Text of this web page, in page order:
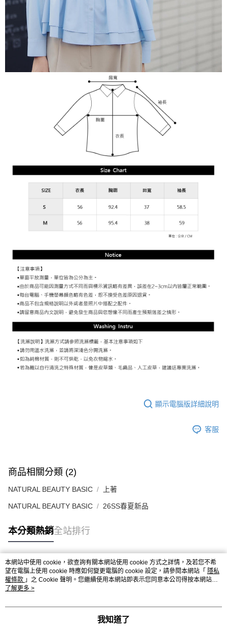
顯示電腦版詳細說明
客服
商品相關分類 (2)
NATURAL BEAUTY BASIC 上著
NATURAL BEAUTY BASIC 26SS春夏新品
本分類熱銷全站排行
熱門標籤
本網站中使用 cookie，欲查詢有關本網站使用 cookie 方式之詳情，及若您不希
望在電腦上使用 cookie 時應如何變更電腦的 cookie 設定，請參閱本網站「 隱私
權條款 」之 Cookie 聲明。您繼續使用本網站即表示您同意本公司得按本網站使
用條款之 Cookie 聲明使用 cookie。
了解更多 >
我知道了